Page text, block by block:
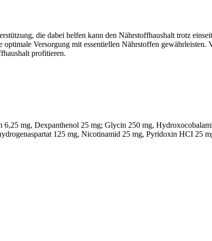
die dabei helfen kann den Nährstoffhaushalt trotz
Versorgung mit essentiellen Nährstoffen gewährleisten.
profitieren.
mg, Dexpanthenol 25 mg; Glycin 250 mg,
125 mg, Nicotinamid 25 mg, Pyridoxin HCI 25